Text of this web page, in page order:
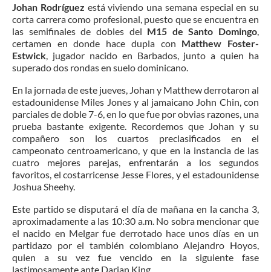
Johan Rodríguez está viviendo una semana especial en su
corta carrera como profesional, puesto que se encuentra en
las semifinales de dobles del M15 de Santo Domingo
certamen en donde hace dupla con Matthew Foster-
Estwick , jugador nacido en Barbados, junto a quien ha
superado dos rondas en suelo dominicano.
En la jornada de este jueves, Johan y Matthew derrotaron al
estadounidense Miles Jones y al jamaicano John Chin, con
parciales de doble 7-6, en lo que fue por obvias razones, una
prueba bastante exigente. Recordemos que Johan y su
compañero son los cuartos preclasificados en el
campeonato centroamericano, y que en la instancia de las
cuatro mejores parejas, enfrentarán a los segundos
favoritos, el costarricense Jesse Flores, y el estadounidense
Joshua Sheehy.
Este partido se disputará el día de mañana en la cancha 3,
aproximadamente a las 10:30 a.m. No sobra mencionar que
el nacido en Melgar fue derrotado hace unos días en un
partidazo por el también colombiano Alejandro Hoyos,
quien a su vez fue vencido en la siguiente fase
lastimosamente ante Darian King.